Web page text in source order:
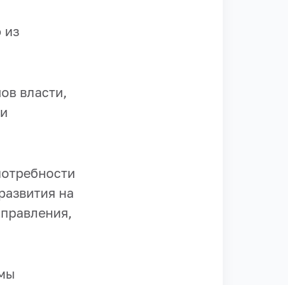
из
власти,
на